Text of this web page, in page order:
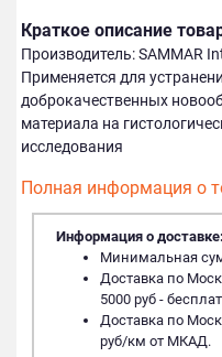
Краткое описание
Производитель: SAMMAR
Применяется для
доброкачественных
материала на
исследования
Полная информация о
Информация о доставке:
Минимальная
Доставка по
5000 руб -
Доставка по
руб/км от МКАД.